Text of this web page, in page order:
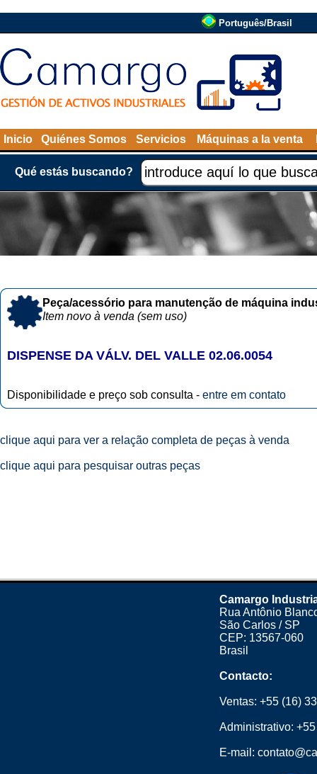
Português/Brasil
Inicio Quiénes Somos Servicios Máquinas a la venta
Qué estás buscando?
Peça/acessório para manutenção de máquina
Item novo à venda (sem uso)
DISPENSE DA VÁLV. DEL VALLE 02.06.0054
Disponibilidade e preço sob consulta - entre em contato
clique aqui para ver a relação completa de peças à venda
clique aqui para pesquisar outras peças
Camargo
Rua Antônio
São Carlos / SP
CEP: 13567-060
Brasil
Contacto:
Ventas: +55 (16)
Administrativo:
E-mail: